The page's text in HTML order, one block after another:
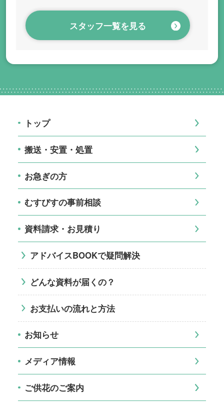
スタッフ一覧を見る
トップ
搬送・安置・処置
お急ぎの方
むすびすの事前相談
資料請求・お見積り
アドバイスBOOKで疑問解決
どんな資料が届くの？
お支払いの流れと方法
お知らせ
メディア情報
ご供花のご案内